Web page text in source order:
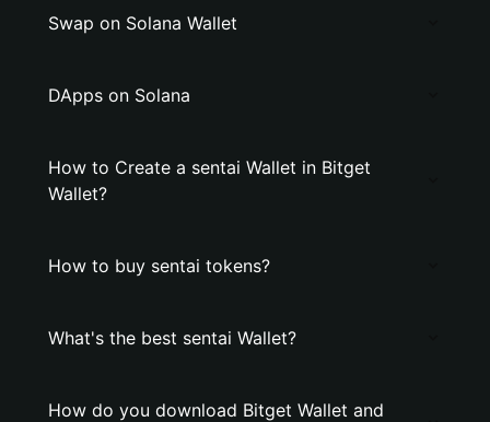
Swap on Solana Wallet
DApps on Solana
How to Create a sentai Wallet in Bitget
Wallet?
How to buy sentai tokens?
What's the best sentai Wallet?
How do you download Bitget Wallet and